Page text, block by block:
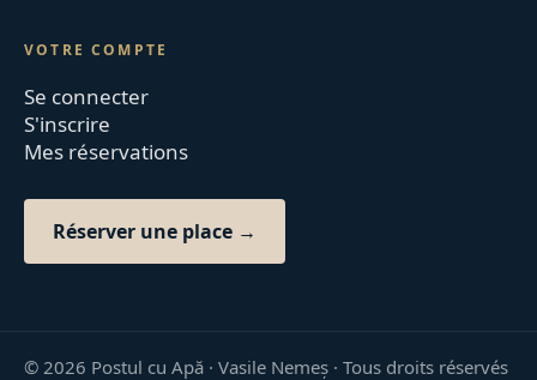
VOTRE COMPTE
Se connecter
S'inscrire
Mes réservations
Réserver une place →
© 2026 Postul cu Apă · Vasile Nemeș ·Tous droits réservés